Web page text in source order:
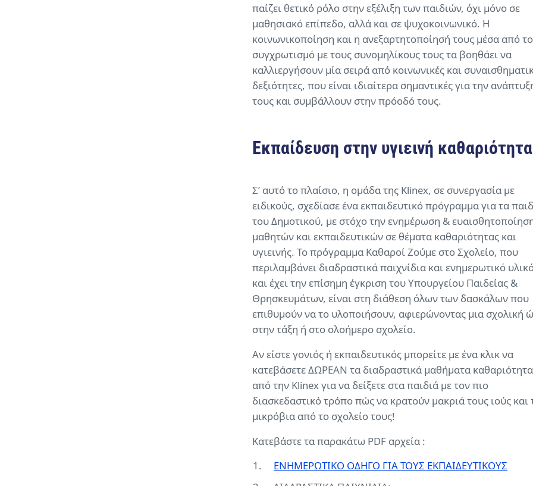
παίζει θετικό ρόλο στην εξέλιξη των παιδιών, όχι μόνο σε
μαθησιακό επίπεδο, αλλά και σε ψυχοκοινωνικό. H
κοινωνικοποίηση και η ανεξαρτητοποίησή τους μέσα από το
συγχρωτισμό με τους συνομηλίκους τους τα βοηθάει να
καλλιεργήσουν μία σειρά από κοινωνικές και
δεξιότητες, που είναι ιδιαίτερα σημαντικές για την
τους και συμβάλλουν στην πρόοδό τους.
Εκπαίδευση στην υγιεινή καθαριότητα
Σ’ αυτό το πλαίσιο, η ομάδα της Klinex, σε συνεργασία με
ειδικούς, σχεδίασε ένα εκπαιδευτικό πρόγραμμα για τα
του Δημοτικού, με στόχο την ενημέρωση &
μαθητών και εκπαιδευτικών σε θέματα καθαριότητας και
υγιεινής. Το πρόγραμμα Καθαροί Ζούμε στο Σχολείο, που
περιλαμβάνει διαδραστικά παιχνίδια και ενημερωτικό
και έχει την επίσημη έγκριση του Υπουργείου Παιδείας &
Θρησκευμάτων, είναι στη διάθεση όλων των δασκάλων που
επιθυμούν να το υλοποιήσουν, αφιερώνοντας μια σχολική
στην τάξη ή στο ολοήμερο σχολείο.
Αν είστε γονιός ή εκπαιδευτικός μπορείτε με ένα κλικ να
κατεβάσετε ΔΩΡΕΑΝ τα διαδραστικά μαθήματα
από την Klinex για να δείξετε στα παιδιά με τον πιο
διασκεδαστικό τρόπο πώς να κρατούν μακριά τους ιούς και
μικρόβια από το σχολείο τους!
Κατεβάστε τα παρακάτω PDF αρχεία :
ΕΝΗΜΕΡΩΤΙΚΟ ΟΔΗΓΟ ΓΙΑ ΤΟΥΣ ΕΚΠΑΙΔΕΥΤΙΚΟΥΣ